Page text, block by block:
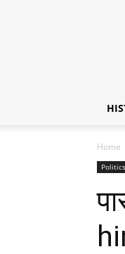
Home
Politics